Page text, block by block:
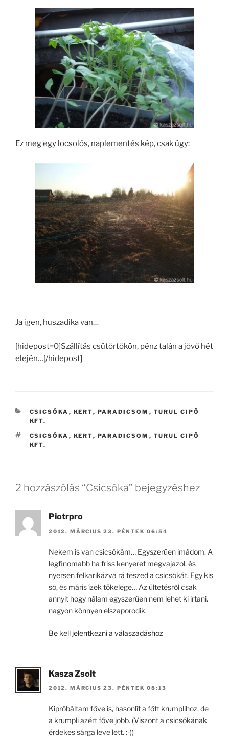
Ez meg egy locsolós, naplementés kép, csak úgy:
Ja igen, huszadika van…
[hidepost=0]Szállítás csütörtökön, pénz talán a jövő hét
elején…[/hidepost]
KATEGÓRIÁK
CSICSÓKA , KERT, PARADICSOM , TURUL CIPŐ
KFT.
CÍMKÉK
CSICSÓKA , KERT, PARADICSOM , TURUL CIPŐ
KFT.
2 hozzászólás “Csicsóka” bejegyzéshez
Piotrpro
2012. MÁRCIUS 23. PÉNTEK 06:54
Nekem is van csicsókám… Egyszerűen imádom. A
legfinomabb ha friss kenyeret megvajazol, és
nyersen felkarikázva rá teszed a csicsókát. Egy kis
só, és máris ízek tökelege… Az ültetésről csak
annyit hogy nálam egyszerűen nem lehet ki irtani.
nagyon könnyen elszaporodik.
Be kell jelentkezni a válaszadáshoz
Kasza Zsolt
2012. MÁRCIUS 23. PÉNTEK 08:13
Kipróbáltam főve is, hasonlít a főtt krumplihoz, de
a krumpli azért főve jobb. (Viszont a csicsókának
érdekes sárga leve lett. :-))